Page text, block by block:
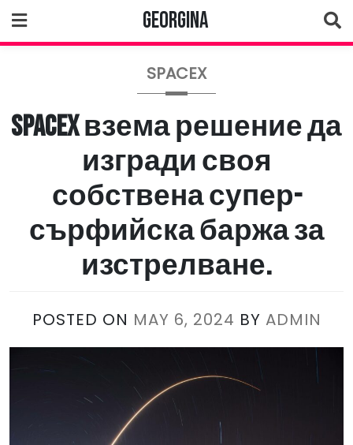
to
content
Georgina
SPACEX
SpaceX взема решение да
изгради своя
собствена супер-
сърфийска баржа за
изстрелване.
POSTED ON MAY 6, 2024 BY ADMIN